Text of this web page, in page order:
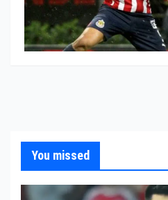
You missed